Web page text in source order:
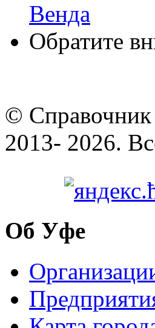
Венда
Обратите
© Cправочник
2013- 2026.
Об Уфе